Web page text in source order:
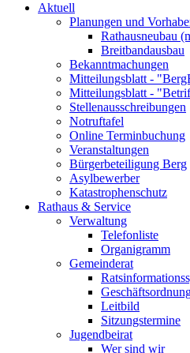
Aktuell
Planungen und
Rathausneubau
Breitbandausbau
Bekanntmachungen
Mitteilungsblatt -
Mitteilungsblatt -
Stellenausschreibungen
Notruftafel
Online Terminbuchung
Veranstaltungen
Bürgerbeteiligung Berg
Asylbewerber
Katastrophenschutz
Rathaus & Service
Verwaltung
Telefonliste
Organigramm
Gemeinderat
Leitbild
Sitzungstermine
Jugendbeirat
Wer sind wir